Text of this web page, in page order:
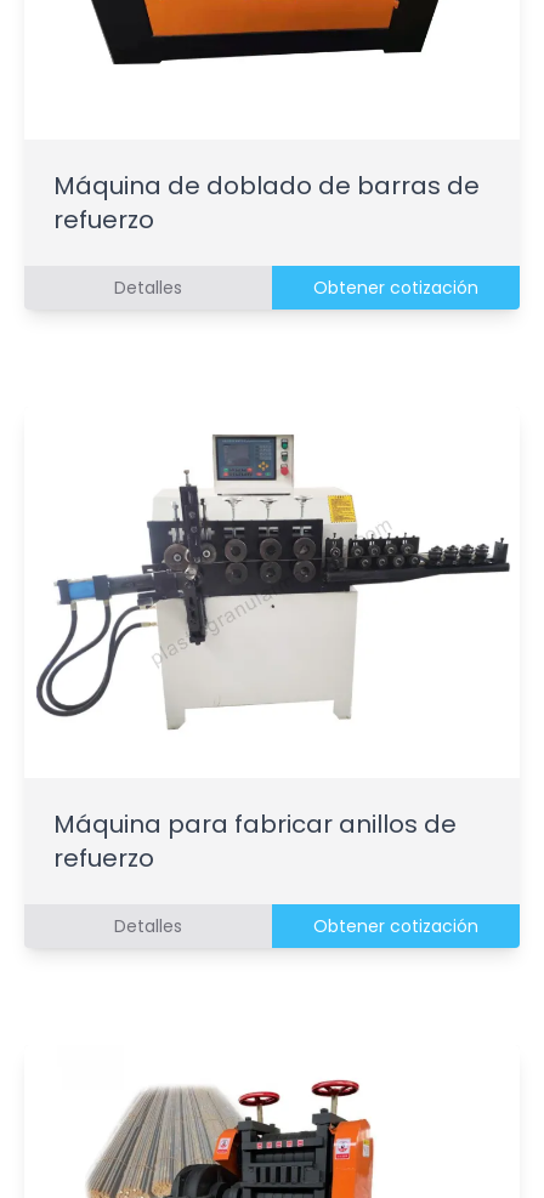
Máquina de doblado de barras de
refuerzo
Detalles Obtener cotización
Máquina para fabricar anillos de
refuerzo
Detalles Obtener cotización